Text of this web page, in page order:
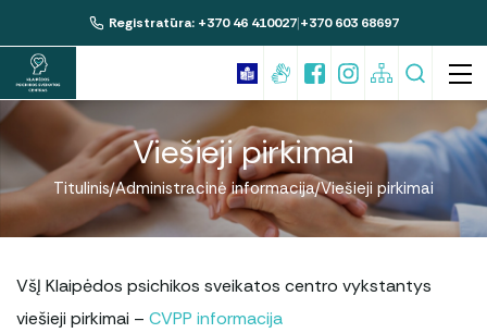
Suaugusiųjų psichikos sveikatos paslaugos
Vaikų ir paauglių psichikos sveikatos
paslaugos
Būtinoji psichiatrinė pagalba
Registratūra: +370 46 410027|+370 603 68697
Viešieji pirkimai
Titulinis Administracinė informacija Viešieji pirkimai
VšĮ Klaipėdos psichikos sveikatos centro vykstantys
viešieji pirkimai – CVPP informacija